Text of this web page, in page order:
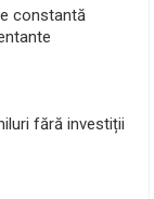
constantă
fără investiții